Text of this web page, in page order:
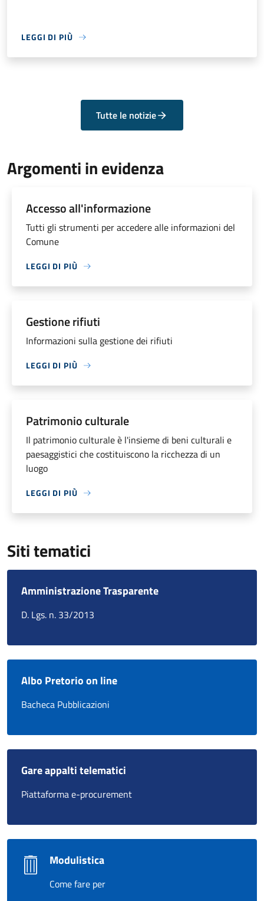
LEGGI DI PIÙ
Tutte le notizie
Argomenti in evidenza
Accesso all'informazione
Tutti gli strumenti per accedere alle informazioni del
Comune
LEGGI DI PIÙ
Gestione rifiuti
Informazioni sulla gestione dei rifiuti
LEGGI DI PIÙ
Patrimonio culturale
Il patrimonio culturale è l'insieme di beni culturali e
paesaggistici che costituiscono la ricchezza di un
luogo
LEGGI DI PIÙ
Siti tematici
Amministrazione Trasparente
D. Lgs. n. 33/2013
Albo Pretorio on line
Bacheca Pubblicazioni
Gare appalti telematici
Piattaforma e-procurement
Modulistica
Come fare per